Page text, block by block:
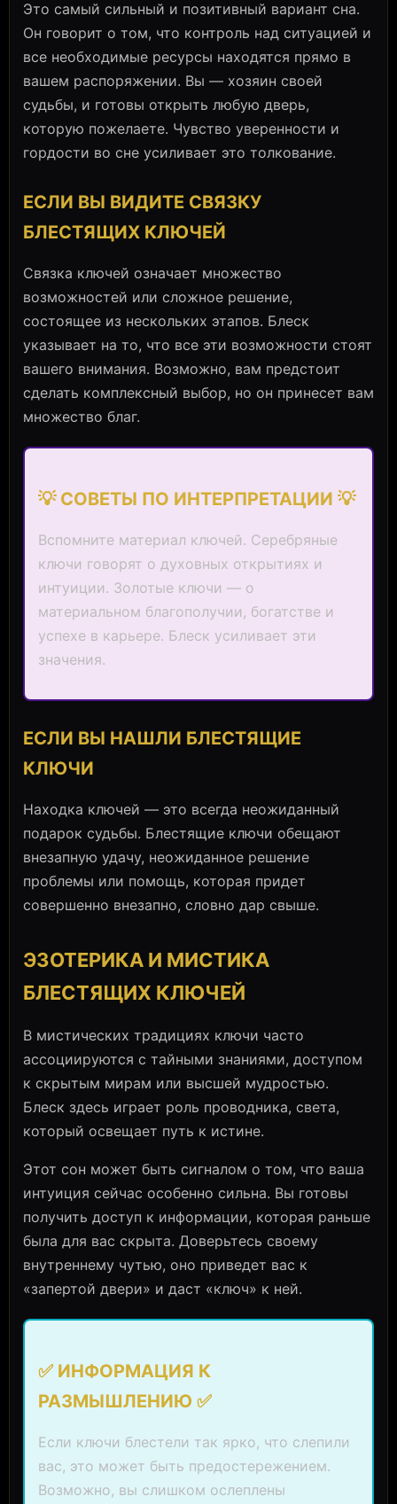
Это самый сильный и позитивный вариант сна.
Он говорит о том, что контроль над ситуацией и
все необходимые ресурсы находятся прямо в
вашем распоряжении. Вы — хозяин своей
судьбы, и готовы открыть любую дверь,
которую пожелаете. Чувство уверенности и
гордости во сне усиливает это толкование.
ЕСЛИ ВЫ ВИДИТЕ СВЯЗКУ
БЛЕСТЯЩИХ КЛЮЧЕЙ
Связка ключей означает множество
возможностей или сложное решение,
состоящее из нескольких этапов. Блеск
указывает на то, что все эти возможности стоят
вашего внимания. Возможно, вам предстоит
сделать комплексный выбор, но он принесет вам
множество благ.
💡 СОВЕТЫ ПО ИНТЕРПРЕТАЦИИ 💡
Вспомните материал ключей. Серебряные
ключи говорят о духовных открытиях и
интуиции. Золотые ключи — о
материальном благополучии, богатстве и
успехе в карьере. Блеск усиливает эти
значения.
ЕСЛИ ВЫ НАШЛИ БЛЕСТЯЩИЕ
КЛЮЧИ
Находка ключей — это всегда неожиданный
подарок судьбы. Блестящие ключи обещают
внезапную удачу, неожиданное решение
проблемы или помощь, которая придет
совершенно внезапно, словно дар свыше.
ЭЗОТЕРИКА И МИСТИКА
БЛЕСТЯЩИХ КЛЮЧЕЙ
В мистических традициях ключи часто
ассоциируются с тайными знаниями, доступом
к скрытым мирам или высшей мудростью.
Блеск здесь играет роль проводника, света,
который освещает путь к истине.
Этот сон может быть сигналом о том, что ваша
интуиция сейчас особенно сильна. Вы готовы
получить доступ к информации, которая раньше
была для вас скрыта. Доверьтесь своему
внутреннему чутью, оно приведет вас к
«запертой двери» и даст «ключ» к ней.
✅ ИНФОРМАЦИЯ К
РАЗМЫШЛЕНИЮ ✅
Если ключи блестели так ярко, что слепили
вас, это может быть предостережением.
Возможно, вы слишком ослеплены